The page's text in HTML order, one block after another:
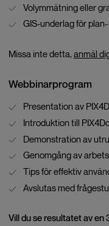
Volymmätning eller
GIS-underlag för
Missa inte detta,anmäl
Webbinarprogram
Presentation av
Introduktion till
Demonstration av
Genomgång av
Tips för effektiv
Avslutas med
Vill du se resultatet av